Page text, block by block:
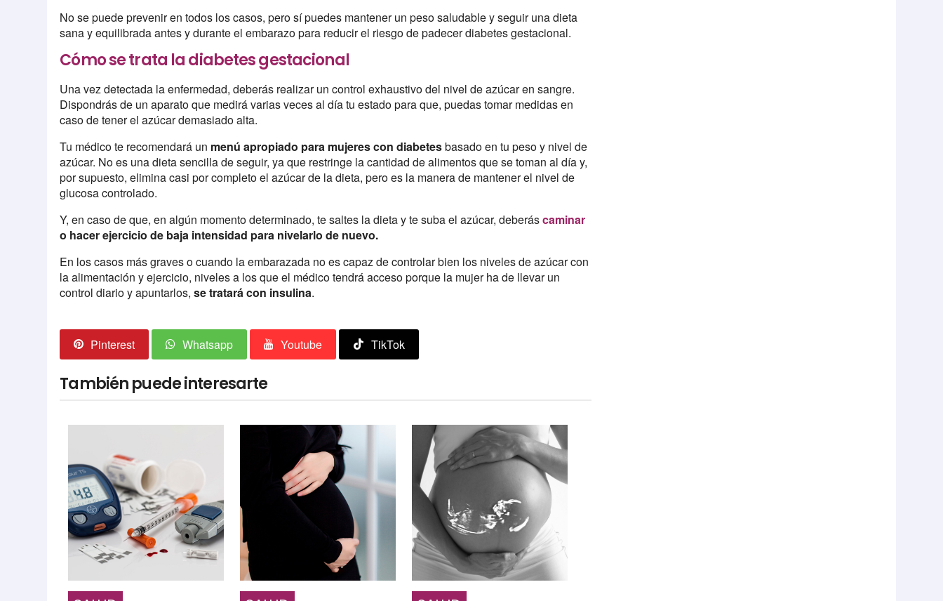
No se puede prevenir en todos los casos, pero sí puedes mantener un peso saludable y seguir una dieta
sana y equilibrada antes y durante el embarazo para reducir el riesgo de padecer diabetes gestacional.
Cómo se trata la diabetes gestacional
Una vez detectada la enfermedad, deberás realizar un control exhaustivo del nivel de azúcar en sangre.
Dispondrás de un aparato que medirá varias veces al día tu estado para que, puedas tomar medidas en
caso de tener el azúcar demasiado alta.
Tu médico te recomendará un menú apropiado para mujeres con diabetesbasado en tu peso y nivel de
azúcar. No es una dieta sencilla de seguir, ya que restringe la cantidad de alimentos que se toman al día y,
por supuesto, elimina casi por completo el azúcar de la dieta, pero es la manera de mantener el nivel de
glucosa controlado.
Y, en caso de que, en algún momento determinado, te saltes la dieta y te suba el azúcar, deberáscaminar
o hacer ejercicio de baja intensidad para nivelarlo de nuevo.
En los casos más graves o cuando la embarazada no es capaz de controlar bien los niveles de azúcar con
la alimentación y ejercicio, niveles a los que el médico tendrá acceso porque la mujer ha de llevar un
control diario y apuntarlos,se tratará con insulina.
Pinterest Whatsapp Youtube TikTok
También puede interesarte